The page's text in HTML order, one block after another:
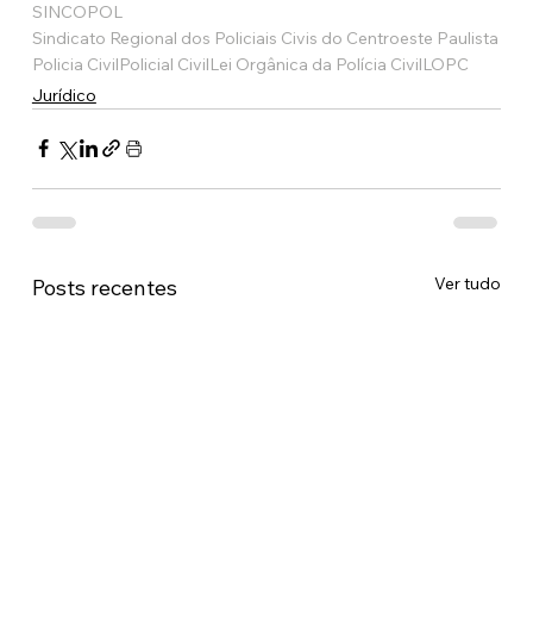
SINCOPOL
Sindicato Regional dos Policiais Civis do Centroeste Paulista
Policia CivilPolicial CivilLei Orgânica da Polícia CivilLOPC
Jurídico
Posts recentes Ver tudo